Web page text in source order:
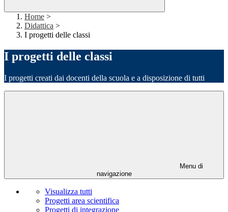
Home >
Didattica >
I progetti delle classi
I progetti delle classi
I progetti creati dai docenti della scuola e a disposizione di tutti
Menu di
navigazione
Visualizza tutti
Progetti area scientifica
Progetti di integrazione